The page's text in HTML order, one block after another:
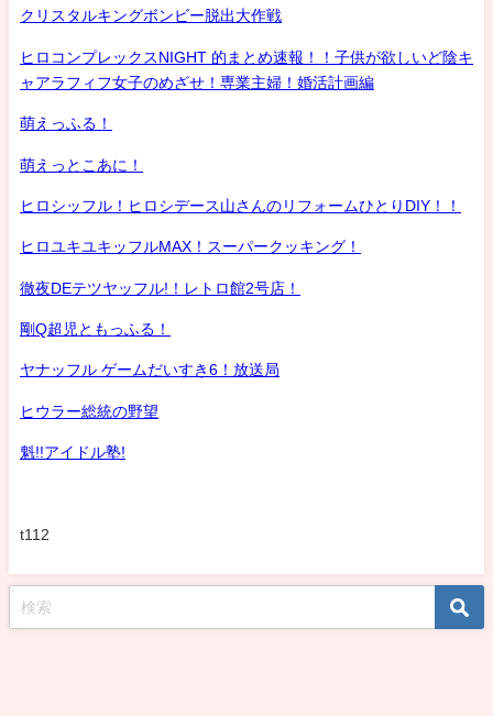
クリスタルキングボンビー脱出大作戦
ヒロコンプレックスNIGHT 的まとめ速報！！子供が欲しいど陰キ
ャアラフィフ女子のめざせ！専業主婦！婚活計画編
萌えっふる！
萌えっとこあに！
ヒロシッフル！ヒロシデース山さんのリフォームひとりDIY！！
ヒロユキユキッフルMAX！スーパークッキング！
徹夜DEテツヤッフル!！レトロ館2号店！
剛Q超児ともっふる！
ヤナッフル ゲームだいすき6！放送局
ヒウラー総統の野望
魁!!アイドル塾!
t112